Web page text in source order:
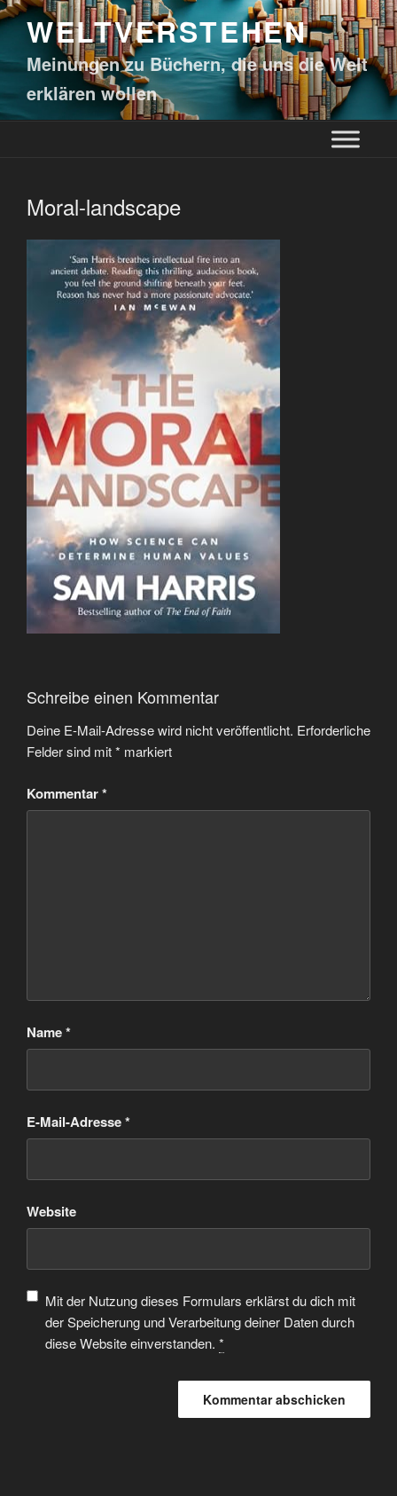
WELTVERSTEHEN
Meinungen zu Büchern, die uns die Welt
erklären wollen
Moral-landscape
Schreibe einen Kommentar
Deine E-Mail-Adresse wird nicht veröffentlicht. Erforderliche
Felder sind mit* markiert
Kommentar*
Name*
E-Mail-Adresse*
Website
Mit der Nutzung dieses Formulars erklärst du dich mit
der Speicherung und Verarbeitung deiner Daten durch
diese Website einverstanden. *